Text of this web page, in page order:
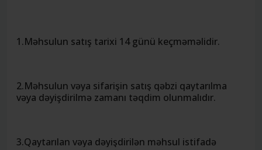
1.Məhsulun satış tarixi 14 günü keçməməlidir.
2.Məhsulun vəya sifarişin satış qəbzi qaytarılma
vəya dəyişdirilmə zamanı təqdim olunmalıdır.
3.Qaytarılan vəya dəyişdirilən məhsul istifadə